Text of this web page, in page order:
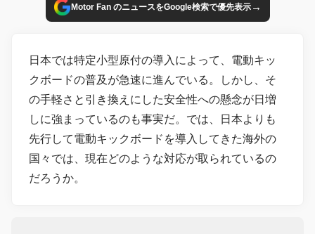
Motor Fan のニュースをGoogle検索で優先表示→
日本では特定小型原付の導入によって、電動キッ
クボードの普及が急速に進んでいる。しかし、そ
の手軽さと引き換えにした安全性への懸念が日増
しに強まっているのも事実だ。では、日本よりも
先行して電動キックボードを導入してきた海外の
国々では、現在どのような対応が取られているの
だろうか。